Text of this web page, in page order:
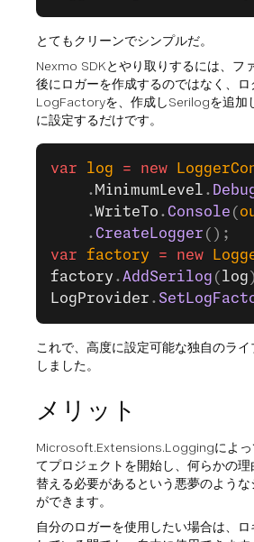
とてもクリーンでシンプルだ。
Nexmo SDKとやり取りするには、フ
後にロガーを作成するのではなく、
LogFactoryを、作成しSerilogを追加
に設定するだけです。
var log = new
    .
MinimumLevel .
    .
WriteTo .Console (
    .
CreateLogger ();
var factory = new
factory .AddSerilog ( log
LogProvider .
これで、高度に設定可能な独自のラ
しました。
メリット
Microsoft.Extensions.Loggingによっ
てプロジェクトを開始し、何らかの
替える必要があるという悪夢のような
ができます。
自分のロガーを使用したい場合は、